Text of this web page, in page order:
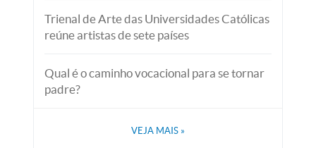
Trienal de Arte das Universidades Católicas
reúne artistas de sete países
Qual é o caminho vocacional para se tornar
padre?
VEJA MAIS »